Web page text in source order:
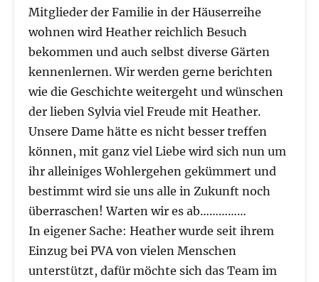
Mitglieder der Familie in der Häuserreihe
wohnen wird Heather reichlich Besuch
bekommen und auch selbst diverse Gärten
kennenlernen. Wir werden gerne berichten
wie die Geschichte weitergeht und wünschen
der lieben Sylvia viel Freude mit Heather.
Unsere Dame hätte es nicht besser treffen
können, mit ganz viel Liebe wird sich nun um
ihr alleiniges Wohlergehen gekümmert und
bestimmt wird sie uns alle in Zukunft noch
überraschen! Warten wir es ab……………
In eigener Sache: Heather wurde seit ihrem
Einzug bei PVA von vielen Menschen
unterstützt, dafür möchte sich das Team im